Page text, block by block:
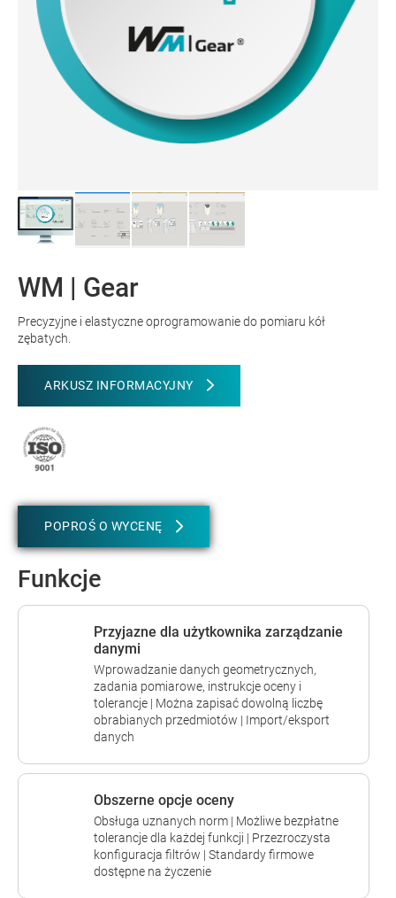
WM | Gear
Precyzyjne i elastyczne oprogramowanie do pomiaru kół
zębatych.
ARKUSZ INFORMACYJNY
POPROŚ O WYCENĘ
Funkcje
Przyjazne dla użytkownika zarządzanie
danymi
Wprowadzanie danych geometrycznych,
zadania pomiarowe, instrukcje oceny i
tolerancje | Można zapisać dowolną liczbę
obrabianych przedmiotów | Import/eksport
danych
Obszerne opcje oceny
Obsługa uznanych norm | Możliwe bezpłatne
tolerancje dla każdej funkcji | Przezroczysta
konfiguracja filtrów | Standardy firmowe
dostępne na życzenie